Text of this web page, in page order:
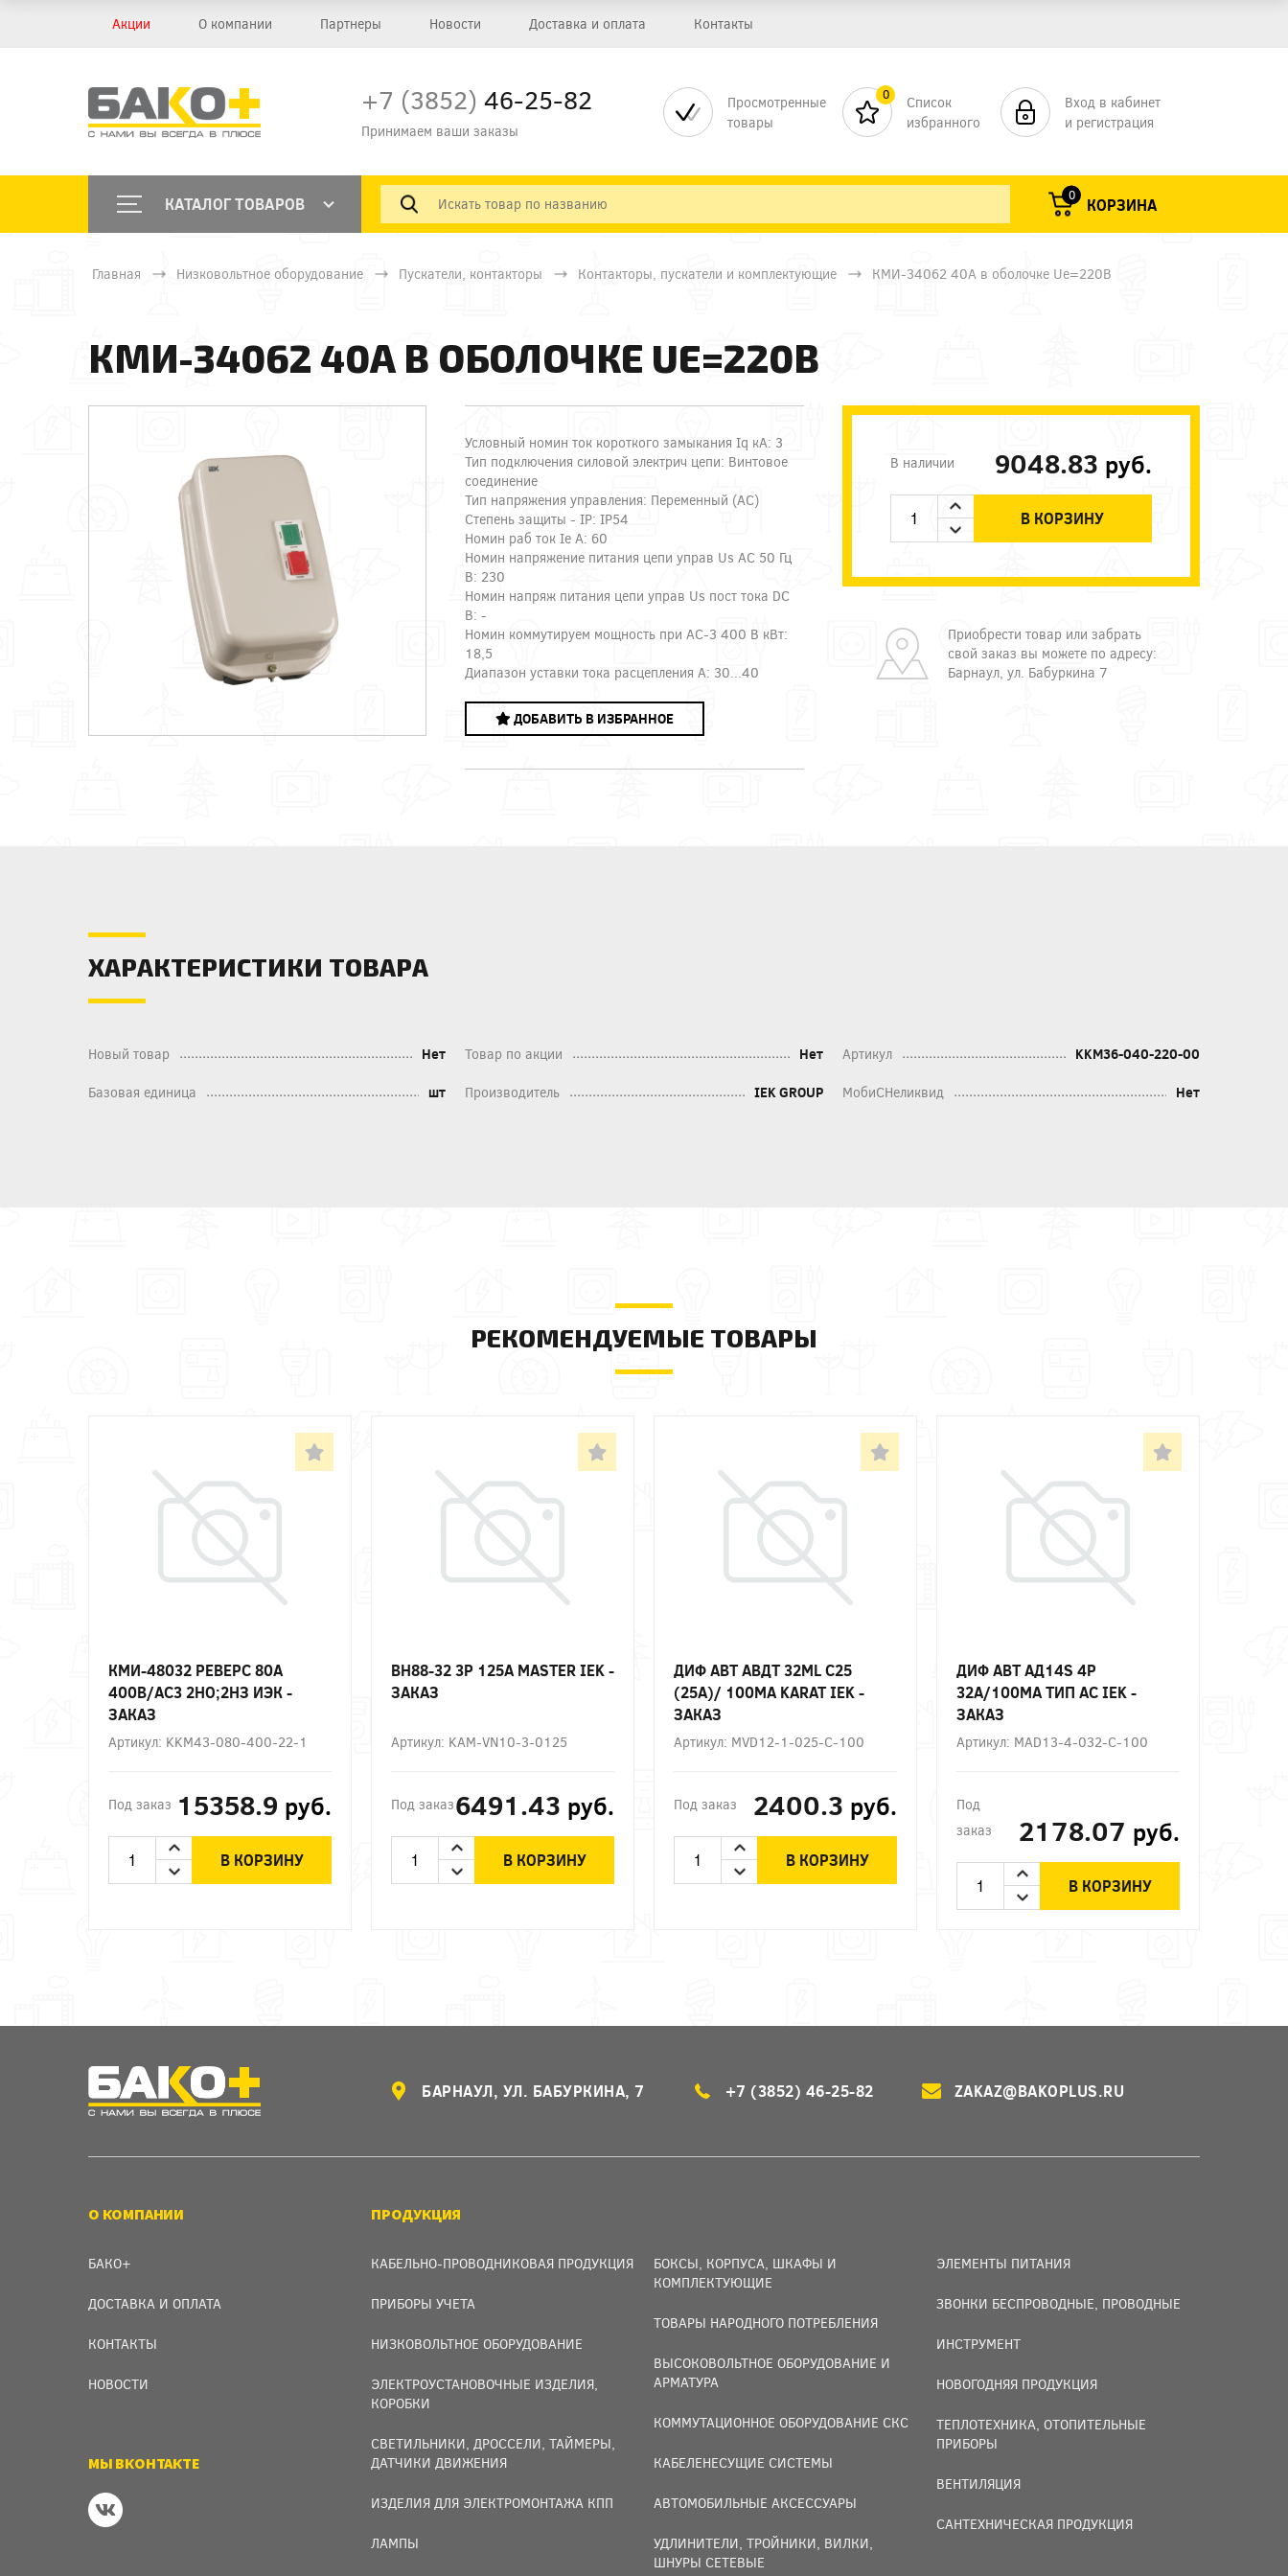
Акции О компании Партнеры Новости Доставка и оплата Контакты
+7 (3852) 46-25-82
Принимаем ваши заказы
Просмотренные
товары
0
Список
избранного
Вход в кабинет
и регистрация
КАТАЛОГ ТОВАРОВ 0 КОРЗИНА
Главная Низковольтное оборудование Пускатели, контакторы Контакторы, пускатели и комплектующие КМИ-34062 40А в оболочке Ue=220В
КМИ-34062 40А В ОБОЛОЧКЕ UE=220В
Условный номин ток короткого замыкания Iq кА: 3
Тип подключения силовой электрич цепи: Винтовое
соединение
Тип напряжения управления: Переменный (AC)
Степень защиты - IP: IP54
Номин раб ток Ie А: 60
Номин напряжение питания цепи управ Us AC 50 Гц
В: 230
Номин напряж питания цепи управ Us пост тока DC
В: -
Номин коммутируем мощность при AC-3 400 В кВт:
18,5
Диапазон уставки тока расцепления А: 30...40
ДОБАВИТЬ В ИЗБРАННОЕ
В наличии 9048.83 руб.
В КОРЗИНУ
Приобрести товар или забрать
свой заказ вы можете по адресу:
Барнаул, ул. Бабуркина 7
ХАРАКТЕРИСТИКИ ТОВАРА
Новый товар Нет Товар по акции Нет Артикул KKM36-040-220-00
Базовая единица шт Производитель IEK GROUP МобиСНеликвид Нет
РЕКОМЕНДУЕМЫЕ ТОВАРЫ
КМИ-48032 РЕВЕРС 80А
400В/АС3 2НО;2НЗ ИЭК -
ЗАКАЗ
Артикул: KKM43-080-400-22-1
Под заказ 15358.9 руб.
В КОРЗИНУ
ВН88-32 3P 125А MASTER IEK -
ЗАКАЗ
Артикул: KAM-VN10-3-0125
Под заказ6491.43 руб.
В КОРЗИНУ
ДИФ АВТ АВДТ 32ML C25
(25А)/ 100МА KARAT IEK -
ЗАКАЗ
Артикул: MVD12-1-025-C-100
Под заказ 2400.3 руб.
В КОРЗИНУ
ДИФ АВТ АД14S 4P
32А/100МА ТИП AC IEK -
ЗАКАЗ
Артикул: MAD13-4-032-C-100
Под
заказ
2178.07 руб.
В КОРЗИНУ
БАРНАУЛ, УЛ. БАБУРКИНА, 7 +7 (3852) 46-25-82 ZAKAZ@BAKOPLUS.RU
О КОМПАНИИ
БАКО+
ДОСТАВКА И ОПЛАТА
КОНТАКТЫ
НОВОСТИ
МЫ ВКОНТАКТЕ
ПРОДУКЦИЯ
КАБЕЛЬНО-ПРОВОДНИКОВАЯ ПРОДУКЦИЯ
ПРИБОРЫ УЧЕТА
НИЗКОВОЛЬТНОЕ ОБОРУДОВАНИЕ
ЭЛЕКТРОУСТАНОВОЧНЫЕ ИЗДЕЛИЯ,
КОРОБКИ
СВЕТИЛЬНИКИ, ДРОССЕЛИ, ТАЙМЕРЫ,
ДАТЧИКИ ДВИЖЕНИЯ
ИЗДЕЛИЯ ДЛЯ ЭЛЕКТРОМОНТАЖА КПП
ЛАМПЫ
БОКСЫ, КОРПУСА, ШКАФЫ И
КОМПЛЕКТУЮЩИЕ
ТОВАРЫ НАРОДНОГО ПОТРЕБЛЕНИЯ
ВЫСОКОВОЛЬТНОЕ ОБОРУДОВАНИЕ И
АРМАТУРА
КОММУТАЦИОННОЕ ОБОРУДОВАНИЕ СКС
КАБЕЛЕНЕСУЩИЕ СИСТЕМЫ
АВТОМОБИЛЬНЫЕ АКСЕССУАРЫ
УДЛИНИТЕЛИ, ТРОЙНИКИ, ВИЛКИ,
ШНУРЫ СЕТЕВЫЕ
ЭЛЕМЕНТЫ ПИТАНИЯ
ЗВОНКИ БЕСПРОВОДНЫЕ, ПРОВОДНЫЕ
ИНСТРУМЕНТ
НОВОГОДНЯЯ ПРОДУКЦИЯ
ТЕПЛОТЕХНИКА, ОТОПИТЕЛЬНЫЕ
ПРИБОРЫ
ВЕНТИЛЯЦИЯ
САНТЕХНИЧЕСКАЯ ПРОДУКЦИЯ